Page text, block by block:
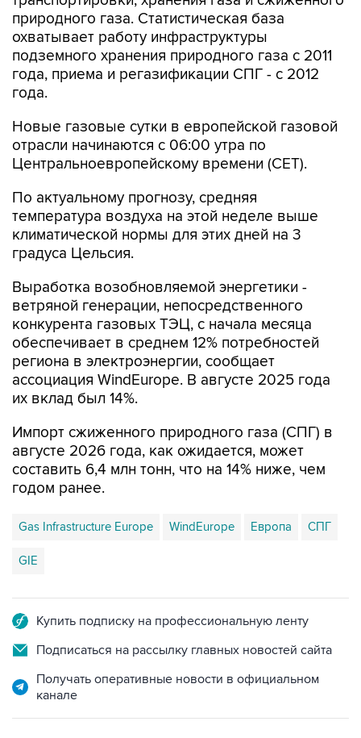
природного газа. Статистическая база
охватывает работу инфраструктуры
подземного хранения природного газа с 2011
года, приема и регазификации СПГ - с 2012
года.
Новые газовые сутки в европейской газовой
отрасли начинаются c 06:00 утра по
Центральноевропейскому времени (CET).
По актуальному прогнозу, средняя
температура воздуха на этой неделе выше
климатической нормы для этих дней на 3
градуса Цельсия.
Выработка возобновляемой энергетики -
ветряной генерации, непосредственного
конкурента газовых ТЭЦ, с начала месяца
обеспечивает в среднем 12% потребностей
региона в электроэнергии, сообщает
ассоциация WindEurope. В августе 2025 года
их вклад был 14%.
Импорт сжиженного природного газа (СПГ) в
августе 2026 года, как ожидается, может
составить 6,4 млн тонн, что на 14% ниже, чем
годом ранее.
Gas Infrastructure Europe WindEurope Европа СПГ
GIE
Купить подписку на профессиональную ленту
Подписаться на рассылку главных новостей сайта
Получать оперативные новости в официальном
канале